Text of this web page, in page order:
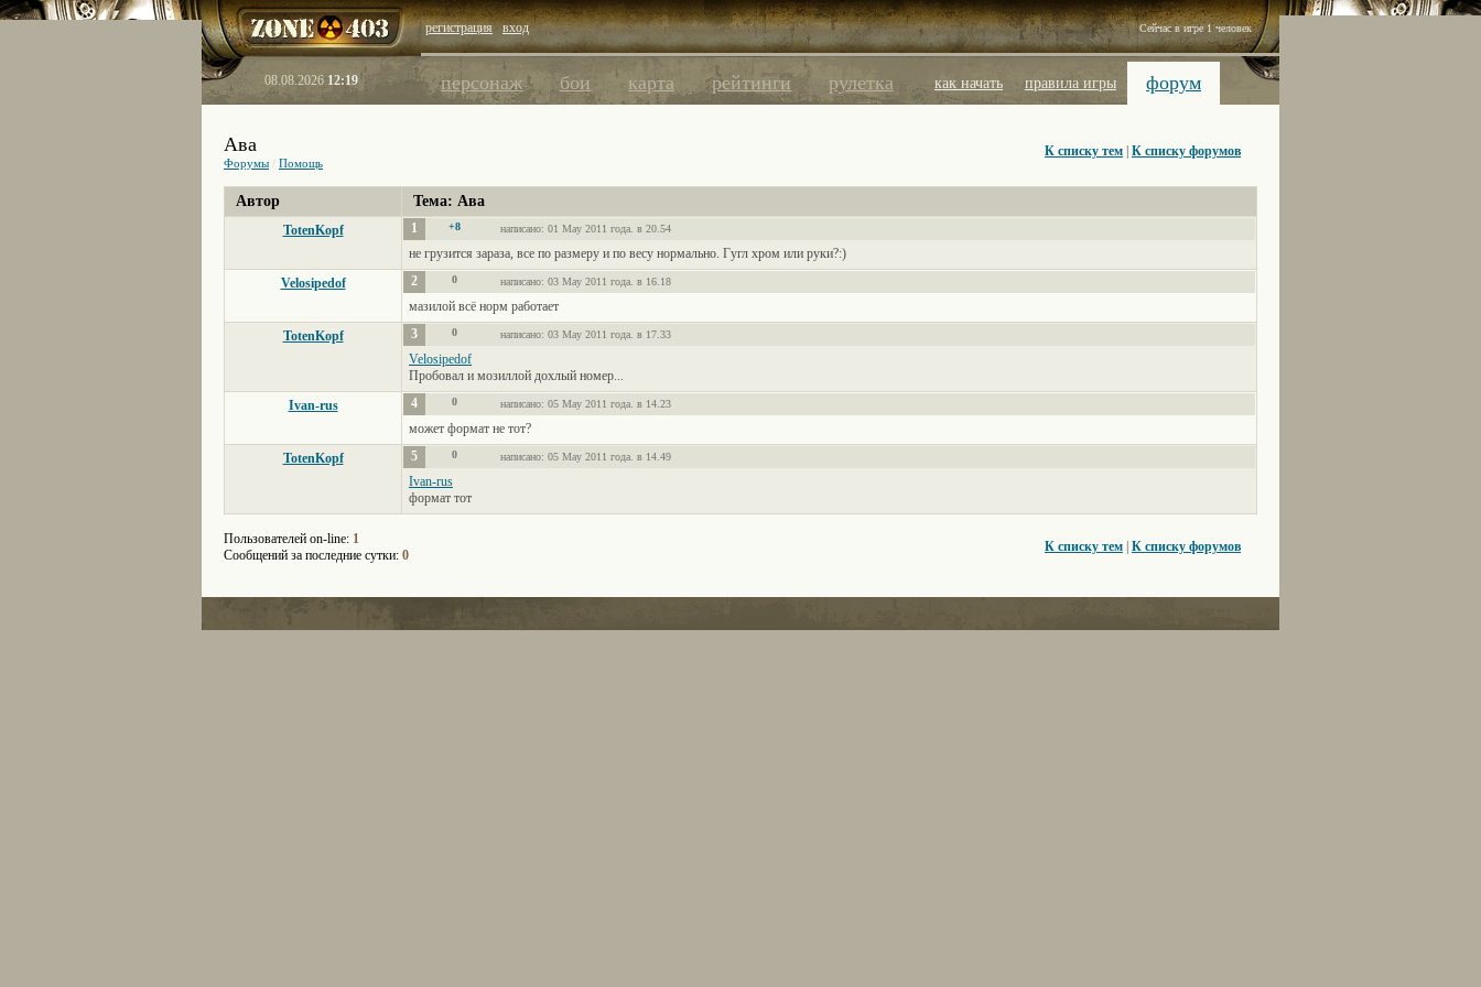
регистрация вход Сейчас в игре 1 человек
08.08.2026 12:19 персонаж бои карта рейтинги рулетка как начать правила игры форум
Ава
Форумы / Помощь
К списку тем К списку форумов
Автор Тема: Ава
TotenKopf 1 +8 написано: 01 May 2011 года. в 20.54
не грузится зараза, все по размеру и по весу нормально. Гугл хром или руки?:)
Velosipedof
2 0 написано: 03 May 2011 года. в 16.18
мазилой всё норм работает
TotenKopf
3 0 написано: 03 May 2011 года. в 17.33
Velosipedof
Пробовал и мозиллой дохлый номер...
Ivan-rus
4 0 написано: 05 May 2011 года. в 14.23
может формат не тот?
TotenKopf
5 0 написано: 05 May 2011 года. в 14.49
Ivan-rus
формат тот
Пользователей on-line: 1
Сообщений за последние сутки: 0
К списку тем К списку форумов